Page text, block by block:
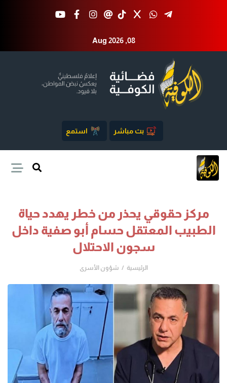
Aug 2026 ,08
بث مباشر استمع
مركز حقوقي يحذر من خطر يهدد حياة
الطبيب المعتقل حسام أبو صفية داخل
سجون الاحتلال
الرئيسية شؤون الأسرى